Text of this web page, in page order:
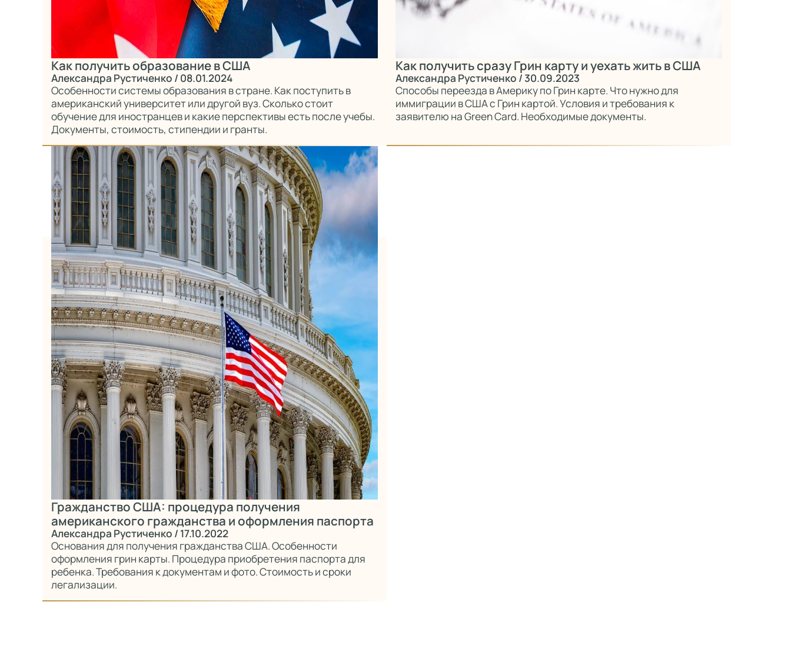
Как получить образование в США
Александра Рустиченко / 08.01.2024
Особенности системы образования в стране. Как поступить в
американский университет или другой вуз. Сколько стоит
обучение для иностранцев и какие перспективы есть после учебы.
Документы, стоимость, стипендии и гранты.
Как получить сразу Грин карту и уехать жить в США
Александра Рустиченко / 30.09.2023
Способы переезда в Америку по Грин карте. Что нужно для
иммиграции в США с Грин картой. Условия и требования к
заявителю на Green Card. Необходимые документы.
Гражданство США: процедура получения
американского гражданства и оформления паспорта
Александра Рустиченко / 17.10.2022
Основания для получения гражданства США. Особенности
оформления грин карты. Процедура приобретения паспорта для
ребенка. Требования к документам и фото. Стоимость и сроки
легализации.